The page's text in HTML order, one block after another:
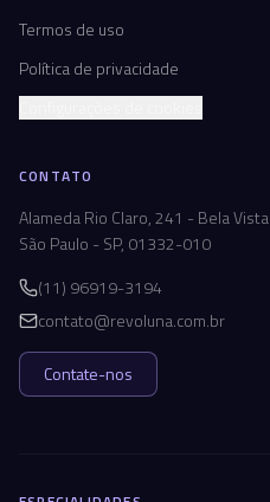
Termos de uso
Política de privacidade
CONTATO
Alameda Rio Claro, 241 - Bela Vista
São Paulo - SP, 01332-010
(11) 96919-3194
contato@revoluna.com.br
Contate-nos